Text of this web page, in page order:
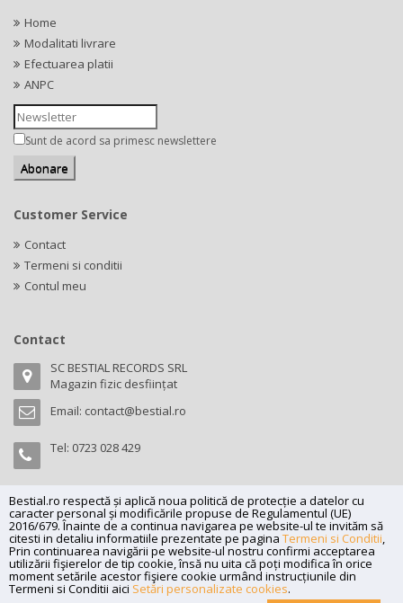
Bestial.ro respectă și aplică noua politică de protecție a datelor cu
caracter personal și modificările propuse de Regulamentul (UE)
2016/679. Înainte de a continua navigarea pe website-ul te invităm să
citesti in detaliu informatiile prezentate pe pagina Termeni si Conditii,
Prin continuarea navigării pe website-ul nostru confirmi acceptarea
utilizării fişierelor de tip cookie, însă nu uita că poți modifica în orice
moment setările acestor fişiere cookie urmând instrucțiunile din
Termeni si Conditii aici Setări personalizate cookies.
Home
Modalitati livrare
Efectuarea platii
ANPC
Sunt de acord sa primesc newslettere
Customer Service
Contact
Termeni si conditii
Contul meu
Contact
SC BESTIAL RECORDS SRL
Magazin fizic desființat
Email: contact@bestial.ro
Tel: 0723 028 429
Copyright (C) 2026bestial.ro -All rights reserved.
SC BESTIAL RECORDS SRL, Nr. R.C.: J35/345/2005, C.U.I.: RO17197870,
Adresa: Magazin fizic desființat
Powered byNet Interaction.